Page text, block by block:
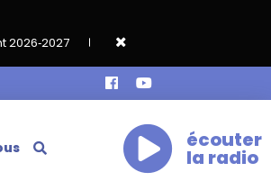
café de rentrée HKA le vendredi 18
écouter
la radio